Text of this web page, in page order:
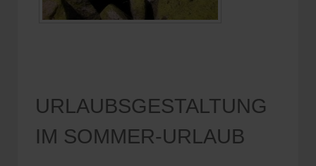
URLAUBSGESTALTUNG
IM SOMMER-URLAUB